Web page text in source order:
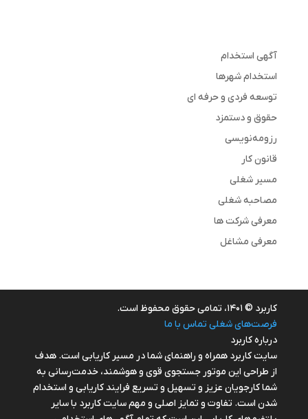
آگهی استخدام
استخدام شهرها
توسعه فردی و حرفه ای
حقوق و دستمزد
رزومه‌نویسی
قانون کار
مسیر شغلی
مصاحبه شغلی
معرفی شرکت ها
معرفی مشاغل
کاربرد © ۱۴۰۱، تمامی حقوق محفوظ است.
فرصت‌های شغلی تماس با ما
درباره کاربرد
سایت کاربرد همراه و راهنمای شما در مسیر کاریابی است. هدف
از طراحی این موتور جستجوی قوی و هوشمند، خدمت‌رسانی به
شما کارجویان عزیز و تسهیل و تسریع فرایند کاریابی و استخدام
شدن است. تفاوت و تمایز اصلی و مهم سایت کاربرد با سایر